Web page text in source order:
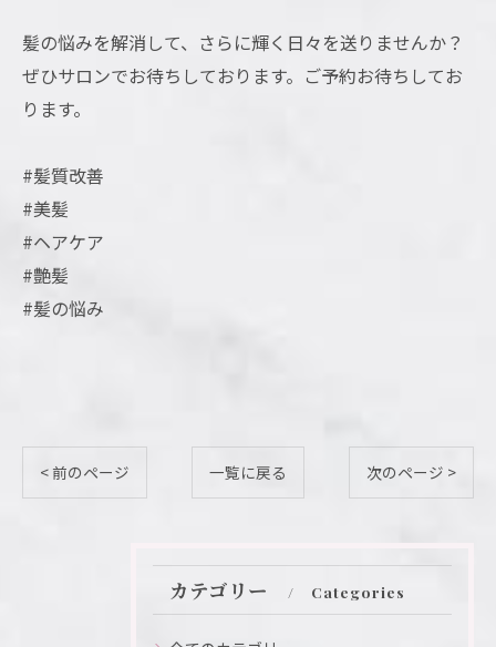
髪の悩みを解消して、さらに輝く日々を送りませんか？
ぜひサロンでお待ちしております。ご予約お待ちしてお
ります。
#髪質改善
#美髪
#ヘアケア
#艶髪
#髪の悩み
< 前のページ 一覧に戻る 次のページ >
カテゴリー Categories